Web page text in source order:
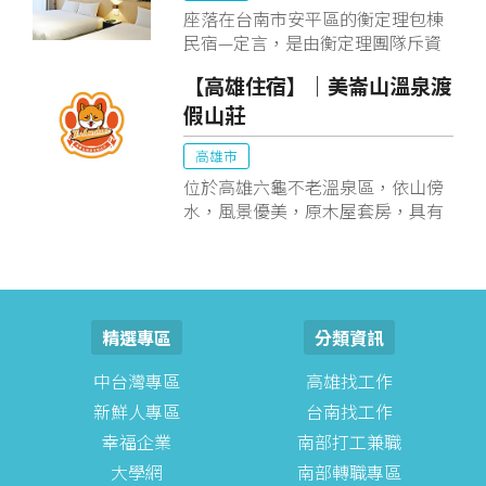
座落在台南市安平區的衡定理包棟
民宿—定言，是由衡定理團隊斥資
2022年2月落成。
【高雄住宿】｜美崙山溫泉渡
假山莊
高雄市
位於高雄六龜不老溫泉區，依山傍
水，風景優美，原木屋套房，具有
精選專區
中台灣專區
新鮮人專區
幸福企業
大學網
分類資訊
高雄找工作
台南找工作
南部打工兼職
南部轉職專區